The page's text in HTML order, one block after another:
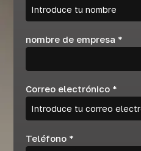
nombre de empresa *
Correo electrónico *
Teléfono *